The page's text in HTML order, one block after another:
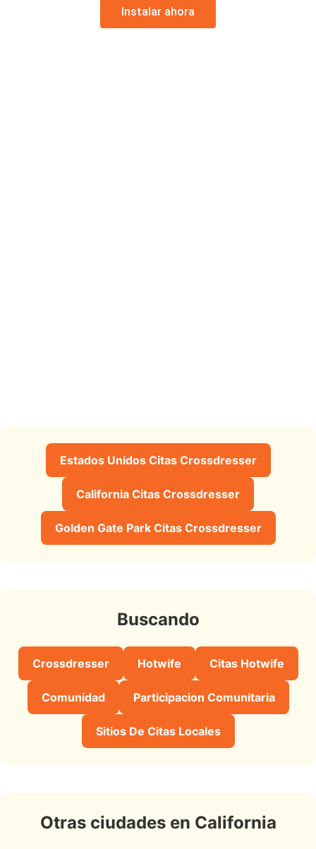
Instalar ahora
Estados Unidos Citas Crossdresser
California Citas Crossdresser
Golden Gate Park Citas Crossdresser
Buscando
Crossdresser Hotwife Citas Hotwife
Comunidad Participacion Comunitaria
Sitios De Citas Locales
Otras ciudades en California